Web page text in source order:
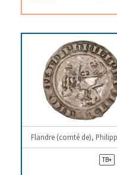
Flandre (comté de),
TB+